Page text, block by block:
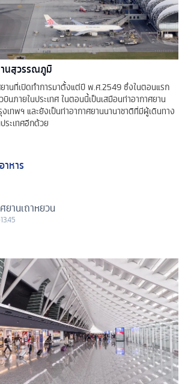
นสุวรรณภูมิ
ยานที่เปิดทำการมาตั้งแต่ปี พ.ศ.2549 ซึ่งในตอนแรก
บินภายในประเทศ ในตอนนี้เป็นเสมือนท่าอากาศยาน
เทพฯ และยังเป็นท่าอากาศยานนานาชาติที่มีผู้เดินทาง
ระเทศอีกด้วย
าหาร
ยานเถาหยวน
13.45